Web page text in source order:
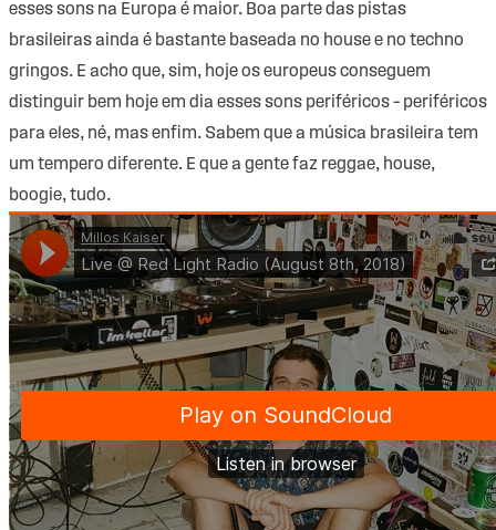
esses sons na Europa é maior. Boa parte das pistas
brasileiras ainda é bastante baseada no house e no techno
gringos. E acho que, sim, hoje os europeus conseguem
distinguir bem hoje em dia esses sons periféricos – periféricos
para eles, né, mas enfim. Sabem que a música brasileira tem
um tempero diferente. E que a gente faz reggae, house,
boogie, tudo.